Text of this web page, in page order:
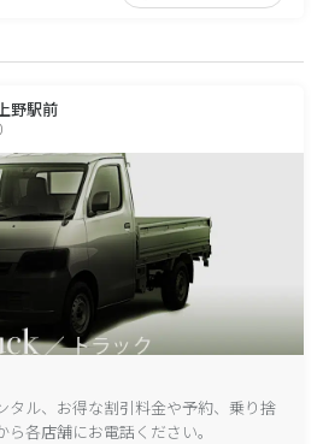
野駅前
タル、お得な割引料金や予約、乗り捨
各店舗にお電話ください。